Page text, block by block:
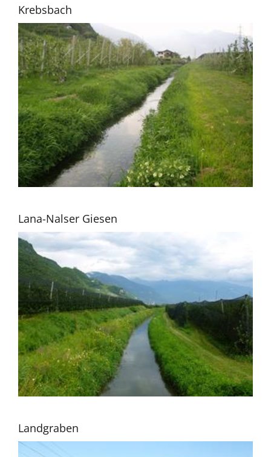
Krebsbach
Lana-Nalser Giesen
Landgraben